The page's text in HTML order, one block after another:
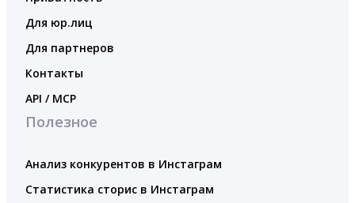
Для юр.лиц
Для партнеров
Контакты
API / MCP
Полезное
Анализ конкурентов в Инстаграм
Статистика сторис в Инстаграм